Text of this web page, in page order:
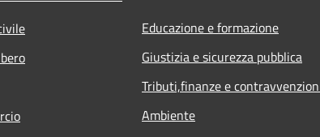
Educazione e formazione
Giustizia e sicurezza pubblica
Tributi,finanze e
Ambiente